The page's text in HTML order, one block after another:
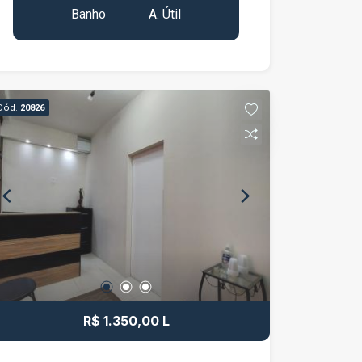
Banho
A. Útil
20826
R$ 1.350,00 L